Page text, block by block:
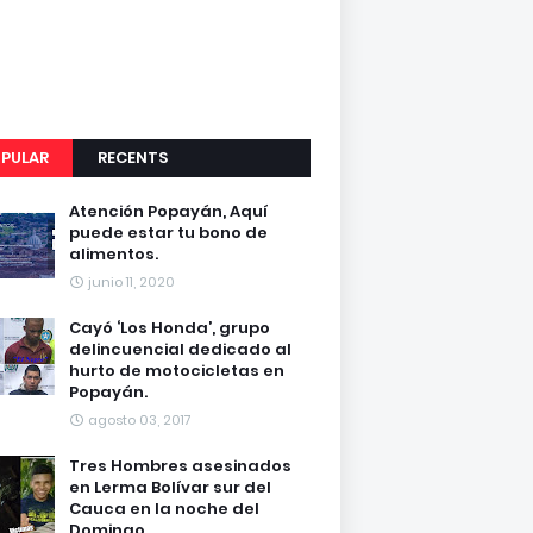
RECENTS
Atención Popayán, Aquí
puede estar tu bono de
alimentos.
junio 11, 2020
Cayó ‘Los Honda’, grupo
delincuencial dedicado al
hurto de motocicletas en
Popayán.
agosto 03, 2017
Tres Hombres asesinados
en Lerma Bolívar sur del
Cauca en la noche del